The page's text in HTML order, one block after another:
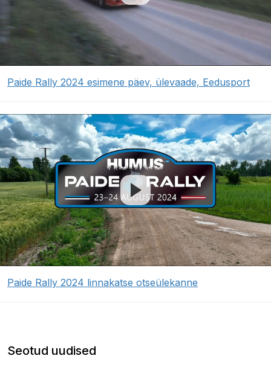
Paide Rally 2024 esimene päev, ülevaade, Eedusport
Paide Rally 2024 linnakatse otseülekanne
Seotud uudised